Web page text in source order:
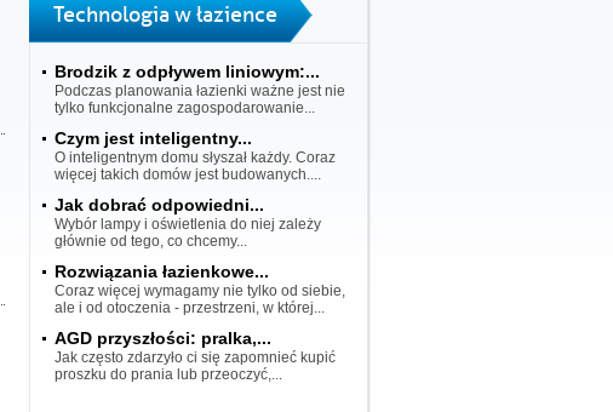
Technologia w łazience
Brodzik z odpływem liniowym:...
Podczas planowania łazienki ważne jest nie
tylko funkcjonalne zagospodarowanie...
Czym jest inteligentny...
O inteligentnym domu słyszał każdy. Coraz
więcej takich domów jest budowanych....
Jak dobrać odpowiedni...
Wybór lampy i oświetlenia do niej zależy
głównie od tego, co chcemy...
Rozwiązania łazienkowe...
Coraz więcej wymagamy nie tylko od siebie,
ale i od otoczenia - przestrzeni, w której...
AGD przyszłości: pralka,...
Jak często zdarzyło ci się zapomnieć kupić
proszku do prania lub przeoczyć,...